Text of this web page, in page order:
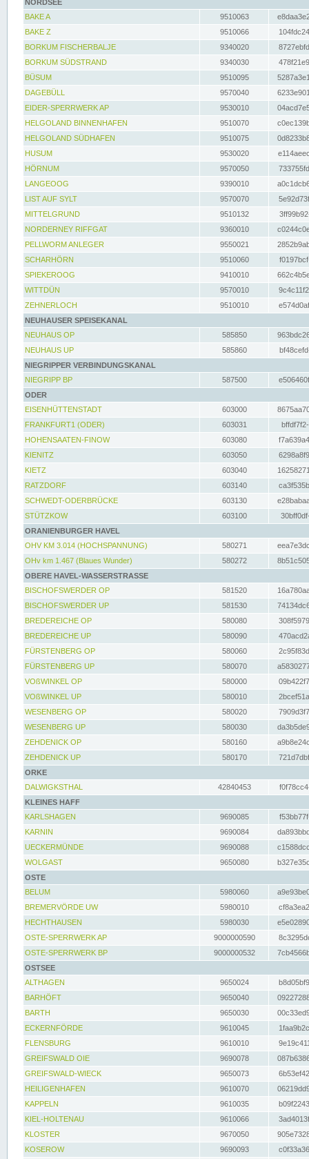
NORDSEE
BAKE A
9510063
BAKE Z
9510066
BORKUM FISCHERBALJE
9340020
BORKUM SÜDSTRAND
9340030
BÜSUM
9510095
DAGEBÜLL
9570040
EIDER-SPERRWERK AP
9530010
HELGOLAND BINNENHAFEN
9510070
HELGOLAND SÜDHAFEN
9510075
HUSUM
9530020
HÖRNUM
9570050
LANGEOOG
9390010
LIST AUF SYLT
9570070
MITTELGRUND
9510132
NORDERNEY RIFFGAT
9360010
PELLWORM ANLEGER
9550021
SCHARHÖRN
9510060
SPIEKEROOG
9410010
WITTDÜN
9570010
ZEHNERLOCH
9510010
NEUHAUSER SPEISEKANAL
NEUHAUS OP
585850
NEUHAUS UP
585860
NIEGRIPPER VERBINDUNGSKANAL
NIEGRIPP BP
587500
ODER
EISENHÜTTENSTADT
603000
FRANKFURT1 (ODER)
603031
HOHENSAATEN-FINOW
603080
KIENITZ
603050
KIETZ
603040
RATZDORF
603140
SCHWEDT-ODERBRÜCKE
603130
STÜTZKOW
603100
ORANIENBURGER HAVEL
OHV KM 3.014 (HOCHSPANNUNG)
580271
OHv km 1.467 (Blaues Wunder)
580272
OBERE HAVEL-WASSERSTRASSE
BISCHOFSWERDER OP
581520
BISCHOFSWERDER UP
581530
BREDEREICHE OP
580080
BREDEREICHE UP
580090
FÜRSTENBERG OP
580060
FÜRSTENBERG UP
580070
VOßWINKEL OP
580000
VOßWINKEL UP
580010
WESENBERG OP
580020
WESENBERG UP
580030
ZEHDENICK OP
580160
ZEHDENICK UP
580170
ORKE
DALWIGKSTHAL
42840453
KLEINES HAFF
KARLSHAGEN
9690085
KARNIN
9690084
UECKERMÜNDE
9690088
WOLGAST
9650080
OSTE
BELUM
5980060
BREMERVÖRDE UW
5980010
HECHTHAUSEN
5980030
OSTE-SPERRWERK AP
9000000590
OSTE-SPERRWERK BP
9000000532
OSTSEE
ALTHAGEN
9650024
BARHÖFT
9650040
BARTH
9650030
ECKERNFÖRDE
9610045
FLENSBURG
9610010
GREIFSWALD OIE
9690078
GREIFSWALD-WIECK
9650073
HEILIGENHAFEN
9610070
KAPPELN
9610035
KIEL-HOLTENAU
9610066
KLOSTER
9670050
KOSEROW
9690093